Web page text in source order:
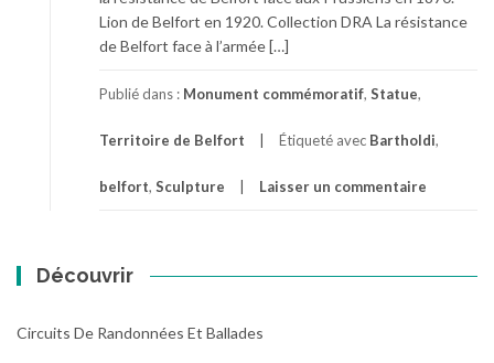
Lion de Belfort en 1920. Collection DRA La résistance
de Belfort face à l’armée […]
Publié dans : Monument commémoratif, Statue,
Territoire de Belfort Étiqueté avec Bartholdi,
belfort, Sculpture Laisser un commentaire
Découvrir
Circuits De Randonnées Et Ballades